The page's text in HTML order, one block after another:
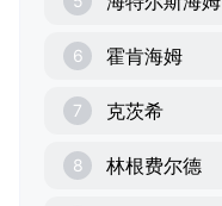
6 霍肯海姆
7 克茨希
8 林根费尔德